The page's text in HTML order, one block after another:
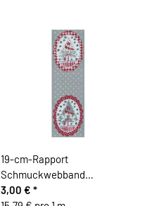
19-cm-Rapport
Schmuckwebband
WEIHNACHTSOVALE, grau,
3,00 € *